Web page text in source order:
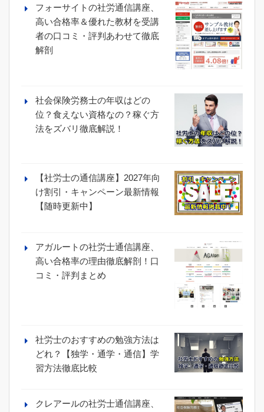
フォーサイトの社労通信講座、
高い合格率＆優れた教材を受講
者の口コミ・評判あわせて徹底
解剖
社会保険労務士の年収はどの
位？食えない資格なの？稼ぐ方
法をズバリ徹底解説！
【社労士の通信講座】2027年向
け割引・キャンペーン最新情報
【随時更新中】
アガルートの社労士通信講座、
高い合格率の理由徹底解剖！口
コミ・評判まとめ
社労士のおすすめの勉強方法は
どれ？【独学・通学・通信】学
習方法徹底比較
クレアールの社労士通信講座、